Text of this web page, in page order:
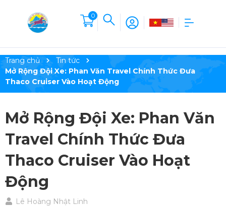
0
Trang chủ
Tin tức
Mở Rộng Đội Xe: Phan Văn Travel Chính Thức Đưa
Thaco Cruiser Vào Hoạt Động
Mở Rộng Đội Xe: Phan Văn
Travel Chính Thức Đưa
Thaco Cruiser Vào Hoạt
Động
Lê Hoàng Nhật Linh